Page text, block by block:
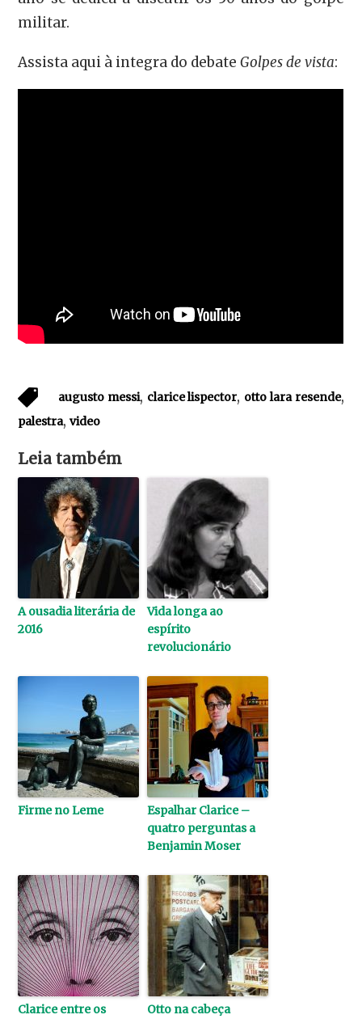
militar.
Assista aqui à integra do debateGolpes de vista:
augusto messi, clarice lispector, otto lara resende,
palestra,video
Leia também
A ousadia literária de
2016
Vida longa ao
espírito
revolucionário
Firme no Leme
Espalhar Clarice –
quatro perguntas a
Benjamin Moser
Clarice entre os
Otto na cabeça